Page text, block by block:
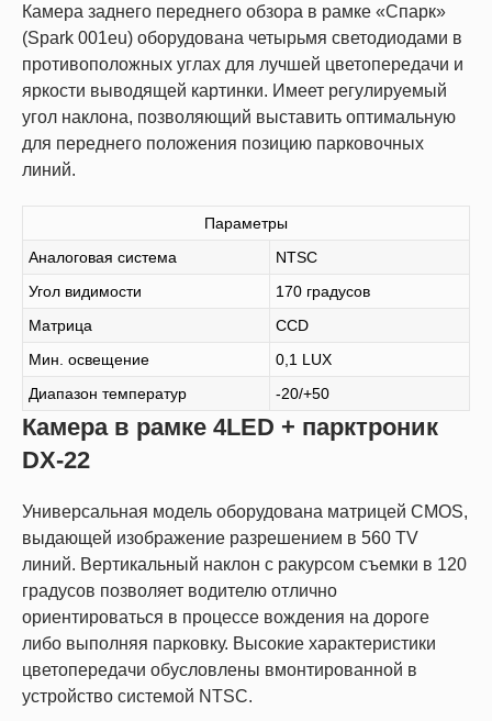
Камера заднего переднего обзора в рамке «Спарк»
(Spark 001eu) оборудована четырьмя светодиодами в
противоположных углах для лучшей цветопередачи и
яркости выводящей картинки. Имеет регулируемый
угол наклона, позволяющий выставить оптимальную
для переднего положения позицию парковочных
линий.
Параметры
Аналоговая система
NTSC
Угол видимости
170 градусов
Матрица
CCD
Мин. освещение
0,1 LUX
Диапазон температур
-20/+50
Камера в рамке 4LED + парктроник
DX-22
Универсальная модель оборудована матрицей CMOS,
выдающей изображение разрешением в 560 TV
линий. Вертикальный наклон с ракурсом съемки в 120
градусов позволяет водителю отлично
ориентироваться в процессе вождения на дороге
либо выполняя парковку. Высокие характеристики
цветопередачи обусловлены вмонтированной в
устройство системой NTSC.